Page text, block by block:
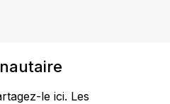
le ici. Les